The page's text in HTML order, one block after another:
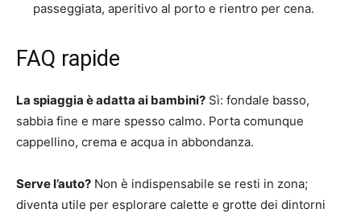
passeggiata, aperitivo al porto e rientro per cena.
FAQ rapide
La spiaggia è adatta ai bambini? Sì: fondale basso,
sabbia fine e mare spesso calmo. Porta comunque
cappellino, crema e acqua in abbondanza.
Serve l’auto? Non è indispensabile se resti in zona;
diventa utile per esplorare calette e grotte dei dintorni